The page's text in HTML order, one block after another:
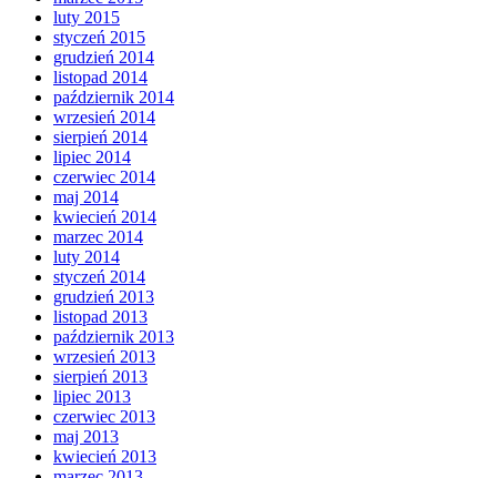
luty 2015
styczeń 2015
grudzień 2014
listopad 2014
październik 2014
wrzesień 2014
sierpień 2014
lipiec 2014
czerwiec 2014
maj 2014
kwiecień 2014
marzec 2014
luty 2014
styczeń 2014
grudzień 2013
listopad 2013
październik 2013
wrzesień 2013
sierpień 2013
lipiec 2013
czerwiec 2013
maj 2013
kwiecień 2013